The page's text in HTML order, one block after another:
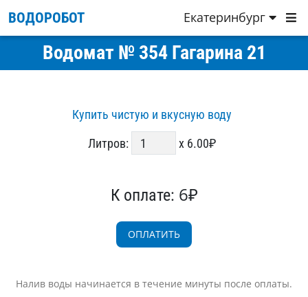
ВОДОРОБОТ Екатеринбург
Водомат № 354 Гагарина 21
Купить чистую и вкусную воду
Литров:
x 6.00₽
К оплате: 6₽
Налив воды начинается в течение минуты после оплаты.